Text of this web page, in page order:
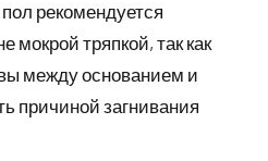
рекомендуется
мокрой тряпкой, так как
между основанием и
причиной загнивания